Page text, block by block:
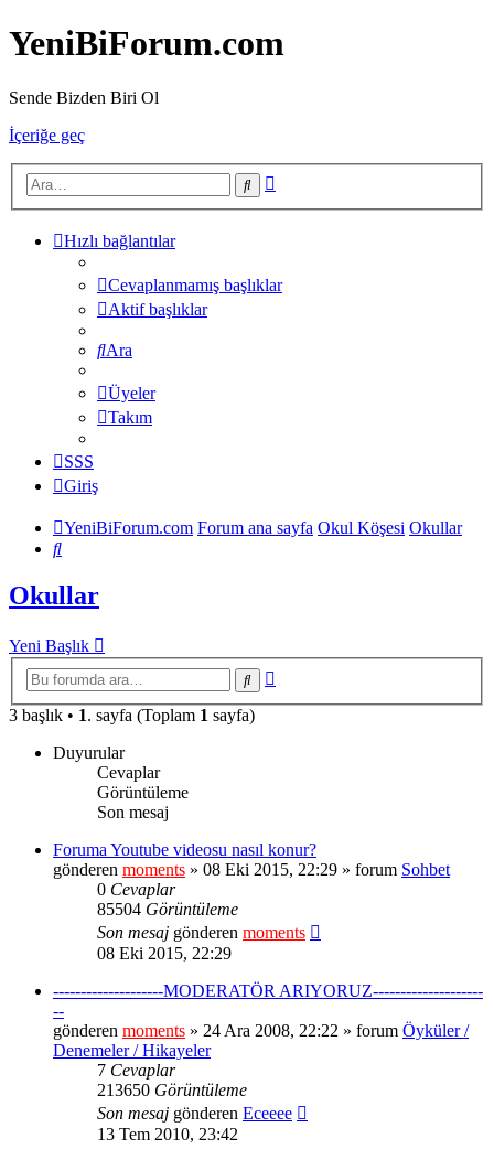
YeniBiForum.com
Sende Bizden Biri Ol
İçeriğe geç
Ara
Hızlı bağlantılar
Cevaplanmamış başlıklar
Aktif başlıklar
Ara
Üyeler
Takım
SSS
Giriş
YeniBiForum.com Forum ana sayfa Okul Köşesi Okullar
Ara
Okullar
Yeni Başlık
Ara
3 başlık • 1. sayfa (Toplam 1 sayfa)
Duyurular
Cevaplar
Görüntüleme
Son mesaj
Foruma Youtube videosu nasıl konur?
gönderen moments » 08 Eki 2015, 22:29 » forum Sohbet
0 Cevaplar
85504 Görüntüleme
Son mesaj gönderen moments
08 Eki 2015, 22:29
--------------------MODERATÖR ARIYORUZ--------------------
--
gönderen moments » 24 Ara 2008, 22:22 » forum Öyküler /
Denemeler / Hikayeler
7 Cevaplar
213650 Görüntüleme
Son mesaj gönderen Eceeee
13 Tem 2010, 23:42